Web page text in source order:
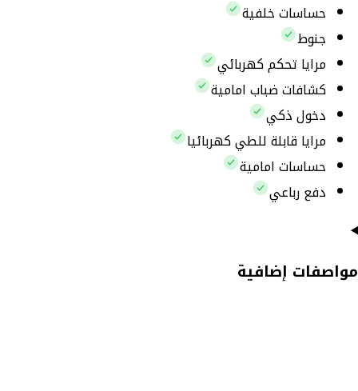
حساسات خلفية
جنوط
مرايا تحكم كهربائي
كشافات ضباب امامية
دخول ذكي
مرايا قابلة للطي كهربائيا
حساسات امامية
دفع رباعي
مواصفات إضافية